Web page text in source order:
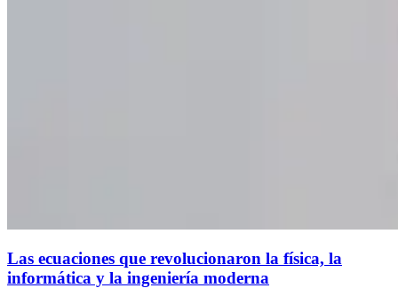
Las ecuaciones que revolucionaron la física, la
informática y la ingeniería moderna